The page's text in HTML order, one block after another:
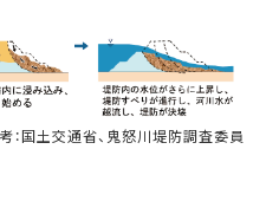
：国土交通省、鬼怒川堤防調査委員